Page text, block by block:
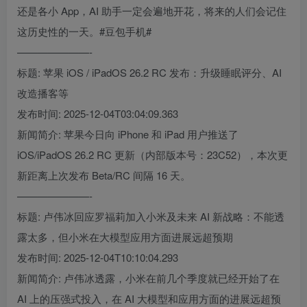
还是各小 App，AI 助手一定会遍地开花，将来的人们会记住
这历史性的一天。#豆包手机#
———————-
标题: 苹果 iOS / iPadOS 26.2 RC 发布：升级睡眠评分、AI
改造播客等
发布时间: 2025-12-04T03:04:09.363
新闻简介: 苹果今日向 iPhone 和 iPad 用户推送了
iOS/iPadOS 26.2 RC 更新（内部版本号：23C52），本次更
新距离上次发布 Beta/RC 间隔 16 天。
———————-
标题: 卢伟冰回应罗福莉加入小米及未来 AI 新战略：不能透
露太多，但小米在大模型应用方面进展远超预期
发布时间: 2025-12-04T10:10:04.293
新闻简介: 卢伟冰透露，小米在前几个季度就已经开始了在
AI 上的压强式投入，在 AI 大模型和应用方面的进展远超预